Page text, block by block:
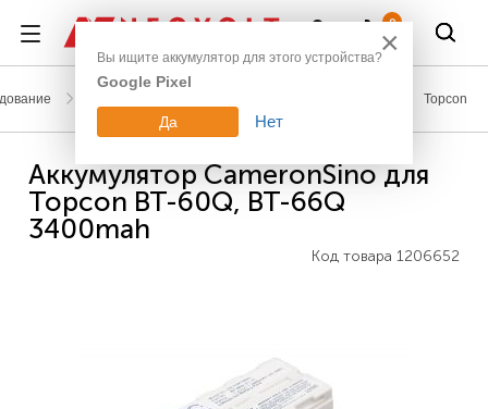
0
Topcon
Аккумулятор CameronSino для
Topcon BT-60Q, BT-66Q
3400mah
Код товара 1206652
×
Вы ищите аккумулятор для этого устройства?
Google Pixel
Да Нет